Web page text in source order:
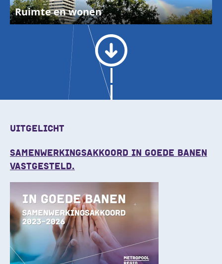
Ruimte en wonen
UITGELICHT
SAMENWERKINGSAKKOORD IN GOEDE BANEN
VASTGESTELD.